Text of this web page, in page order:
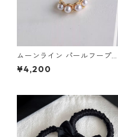
ムーンライン パールフープピ
アス・イヤリング：670
¥4,200